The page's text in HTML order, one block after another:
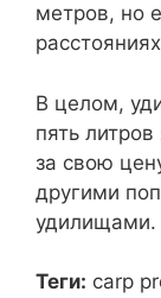
метров, но
В целом,
пять
за свою
другими
удилищами.
Теги: carp